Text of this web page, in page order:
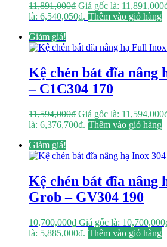
11,891,000₫ Giá gốc là:
là: 6,540,050₫. Thêm vào giỏ hàng
Giảm giá!
Kệ chén bát đĩa nâng
– C1C304 170
11,594,000₫ Giá gốc là:
là: 6,376,700₫. Thêm vào giỏ hàng
Giảm giá!
Kệ chén bát đĩa nâng
Grob – GV304 190
10,700,000₫ Giá gốc là:
là: 5,885,000₫. Thêm vào giỏ hàng